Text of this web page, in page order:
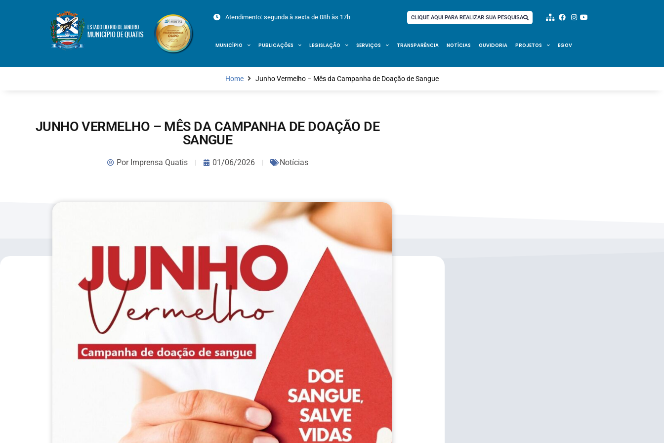
Atendimento: segunda à sexta de 08h às 17h CLIQUE AQUI PARA REALIZAR SUA PESQUISA
MUNICÍPIO PUBLICAÇÕES LEGISLAÇÃO SERVIÇOS TRANSPARÊNCIA NOTÍCIAS OUVIDORIA PROJETOS EGOV
Home Junho Vermelho – Mês da Campanha de Doação de Sangue
JUNHO VERMELHO – MÊS DA CAMPANHA DE DOAÇÃO DE
SANGUE
PorImprensa Quatis 01/06/2026 Notícias